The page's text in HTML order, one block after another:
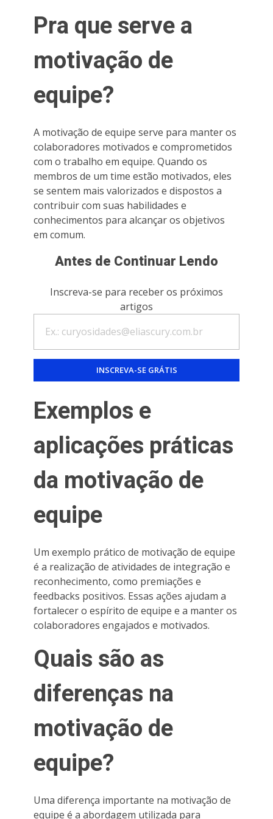
Pra que serve a
motivação de
equipe?
A motivação de equipe serve para manter os
colaboradores motivados e comprometidos
com o trabalho em equipe. Quando os
membros de um time estão motivados, eles
se sentem mais valorizados e dispostos a
contribuir com suas habilidades e
conhecimentos para alcançar os objetivos
em comum.
Antes de Continuar Lendo
Inscreva-se para receber os próximos
artigos
Exemplos e
aplicações práticas
da motivação de
equipe
Um exemplo prático de motivação de equipe
é a realização de atividades de integração e
reconhecimento, como premiações e
feedbacks positivos. Essas ações ajudam a
fortalecer o espírito de equipe e a manter os
colaboradores engajados e motivados.
Quais são as
diferenças na
motivação de
equipe?
Uma diferença importante na motivação de
equipe é a abordagem utilizada para